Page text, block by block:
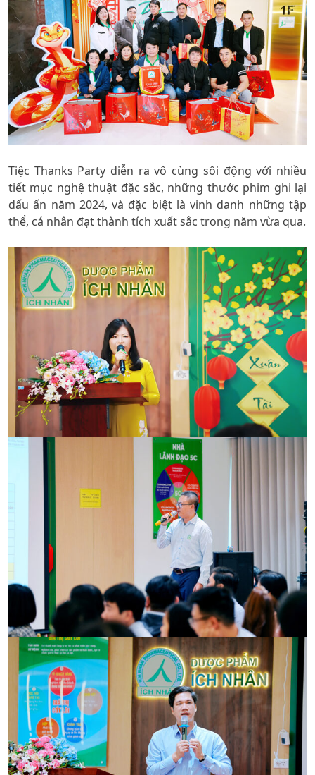
Tiệc Thanks Party diễn ra vô cùng sôi động với nhiều
tiết mục nghệ thuật đặc sắc, những thước phim ghi lại
dấu ấn năm 2024, và đặc biệt là vinh danh những tập
thể, cá nhân đạt thành tích xuất sắc trong năm vừa qua.